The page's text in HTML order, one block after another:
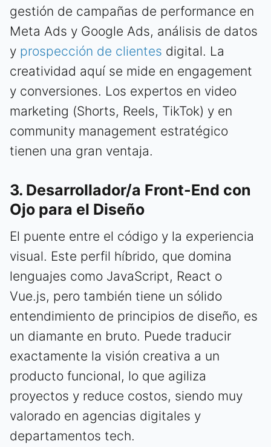
gestión de campañas de performance en
Meta Ads y Google Ads, análisis de datos
y prospección de clientes digital. La
creatividad aquí se mide en engagement
y conversiones. Los expertos en video
marketing (Shorts, Reels, TikTok) y en
community management estratégico
tienen una gran ventaja.
3. Desarrollador/a Front-End con
Ojo para el Diseño
El puente entre el código y la experiencia
visual. Este perfil híbrido, que domina
lenguajes como JavaScript, React o
Vue.js, pero también tiene un sólido
entendimiento de principios de diseño, es
un diamante en bruto. Puede traducir
exactamente la visión creativa a un
producto funcional, lo que agiliza
proyectos y reduce costos, siendo muy
valorado en agencias digitales y
departamentos tech.